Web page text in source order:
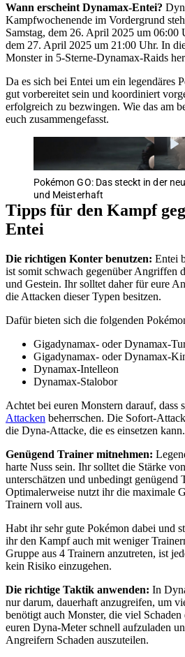
Wann erscheint Dynamax-Entei?
Kampfwochenende im Vordergrund
Samstag, dem 26. April 2025 um 06:00
dem 27. April 2025 um 21:00 Uhr. In
Monster in 5-Sterne-Dynamax-Raids
Da es sich bei Entei um ein legendäres
gut vorbereitet sein und koordiniert
erfolgreich zu bezwingen. Wie das am
euch zusammengefasst.
Pokémon GO: Das steckt in der
und Meisterhaft
Tipps für den Kampf
Entei
Die richtigen Konter benutzen: Entei
ist somit schwach gegenüber Angriffen
und Gestein. Ihr solltet daher für eure
die Attacken dieser Typen besitzen.
Dafür bieten sich die folgenden
Gigadynamax- oder Dynamax-
Gigadynamax- oder Dynamax-
Dynamax-Intelleon
Dynamax-Stalobor
Achtet bei euren Monstern darauf, dass
Attacken beherrschen. Die Sofort-
die Dyna-Attacke, die es einsetzen kann.
Genügend Trainer mitnehmen:
harte Nuss sein. Ihr solltet die Stärke
unterschätzen und unbedingt genügend
Optimalerweise nutzt ihr die maximale
Trainern voll aus.
Habt ihr sehr gute Pokémon dabei und
ihr den Kampf auch mit weniger
Gruppe aus 4 Trainern anzutreten, ist
kein Risiko einzugehen.
Die richtige Taktik anwenden: In
nur darum, dauerhaft anzugreifen, um
benötigt auch Monster, die viel
euren Dyna-Meter schnell aufzuladen
Angreifern Schaden auszuteilen.